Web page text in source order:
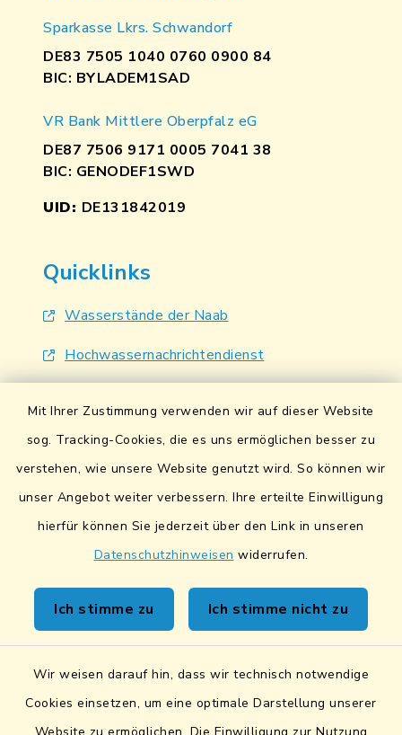
Mit Ihrer Zustimmung verwenden wir auf dieser Website
sog. Tracking-Cookies, die es uns ermöglichen besser zu
verstehen, wie unsere Website genutzt wird. So können wir
unser Angebot weiter verbessern. Ihre erteilte Einwilligung
hierfür können Sie jederzeit über den Link in unseren
Datenschutzhinweisen widerrufen.
Ich stimme zu Ich stimme nicht zu
Wir weisen darauf hin, dass wir technisch notwendige
Cookies einsetzen, um eine optimale Darstellung unserer
Sparkasse Lkrs. Schwandorf
DE83 7505 1040 0760 0900 84
BIC: BYLADEM1SAD
VR Bank Mittlere Oberpfalz eG
DE87 7506 9171 0005 7041 38
BIC: GENODEF1SWD
UID: DE131842019
Quicklinks
Wasserstände der Naab
Hochwassernachrichtendienst
Lokales Bündnis für Familien
Fairtrade-Towns
Kontakt
Sicheres Kontaktformular
Sicherer Datentransfer